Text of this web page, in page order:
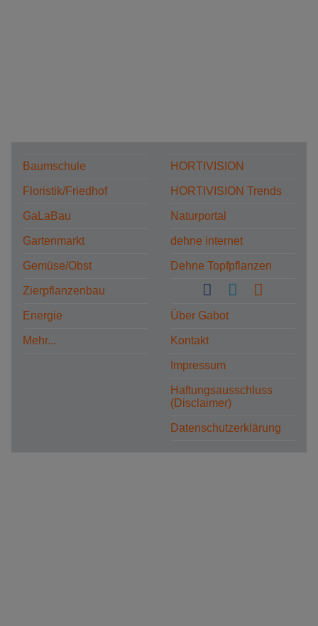
Baumschule
Floristik/Friedhof
GaLaBau
Gartenmarkt
Gemüse/Obst
Zierpflanzenbau
Energie
Mehr...
HORTIVISION
HORTIVISION Trends
Naturportal
dehne internet
Dehne Topfpflanzen
Über Gabot
Kontakt
Impressum
Haftungsausschluss
(Disclaimer)
Datenschutzerklärung